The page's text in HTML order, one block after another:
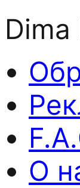
О